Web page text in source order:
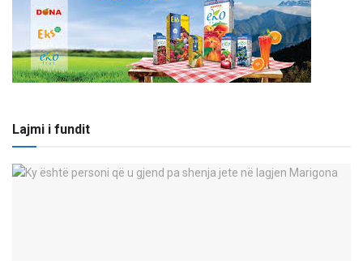
Lajmi i fundit